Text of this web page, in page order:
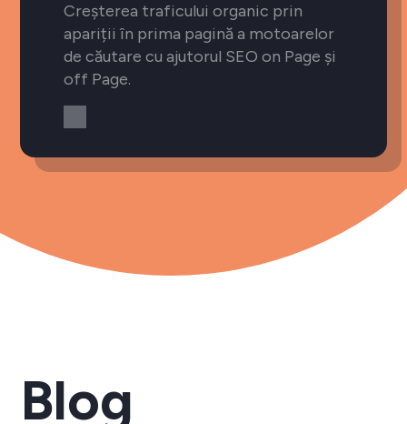
Creșterea traficului organic prin
apariții în prima pagină a motoarelor
de căutare cu ajutorul SEO on Page și
off Page.
Blog